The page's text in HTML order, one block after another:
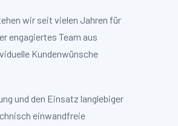
wir seit vielen Jahren für
engagiertes Team aus
Kundenwünsche
und den Einsatz langlebiger
einwandfreie